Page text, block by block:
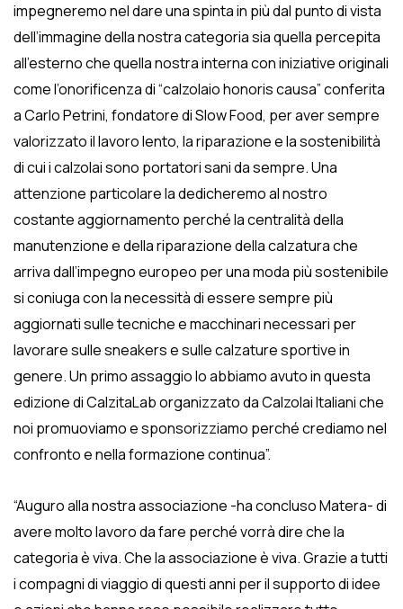
impegneremo nel dare una spinta in più dal punto di vista
dell’immagine della nostra categoria sia quella percepita
all’esterno che quella nostra interna con iniziative originali
come l’onorificenza di “calzolaio honoris causa” conferita
a Carlo Petrini, fondatore di Slow Food, per aver sempre
valorizzato il lavoro lento, la riparazione e la sostenibilità
di cui i calzolai sono portatori sani da sempre. Una
attenzione particolare la dedicheremo al nostro
costante aggiornamento perché la centralità della
manutenzione e della riparazione della calzatura che
arriva dall’impegno europeo per una moda più sostenibile
si coniuga con la necessità di essere sempre più
aggiornati sulle tecniche e macchinari necessari per
lavorare sulle sneakers e sulle calzature sportive in
genere. Un primo assaggio lo abbiamo avuto in questa
edizione di CalzitaLab organizzato da Calzolai Italiani che
noi promuoviamo e sponsorizziamo perché crediamo nel
confronto e nella formazione continua”.
“Auguro alla nostra associazione -ha concluso Matera- di
avere molto lavoro da fare perché vorrà dire che la
categoria è viva. Che la associazione è viva. Grazie a tutti
i compagni di viaggio di questi anni per il supporto di idee